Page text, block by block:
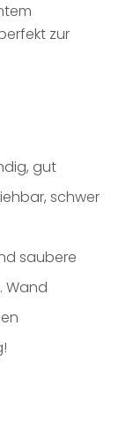
zur
gut
schwer
saubere
Wand